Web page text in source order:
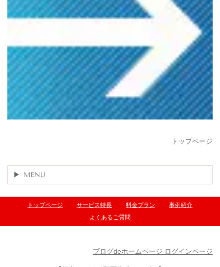
トップページ
MENU
トップページ サービス特長 料金プラン
事例紹介
よくあるご質問
ブログdeホームページ ログインページ